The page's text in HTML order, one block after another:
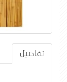
تفاصيل